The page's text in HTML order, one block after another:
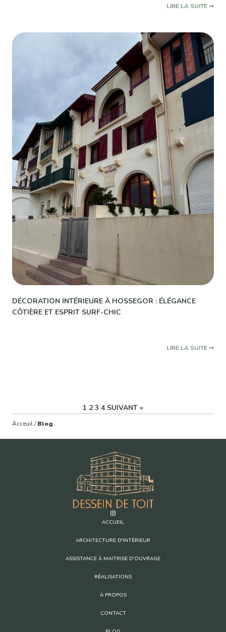
DÉCORATION INTÉRIEURE À HOSSEGOR : ÉLÉGANCE
CÔTIÈRE ET ESPRIT SURF-CHIC
1 2 3 4 SUIVANT »
Acceuil /Blog
ACCUEIL
ARCHITECTURE D'INTÉRIEUR
ASSISTANCE À MAITRISE D'OUVRAGE
RÉALISATIONS
À PROPOS
CONTACT